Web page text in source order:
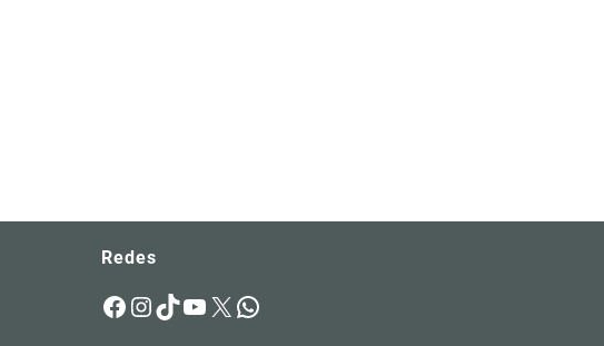
Redes
Facebook
Instagram
TikTok
YouTube
X WhatsApp